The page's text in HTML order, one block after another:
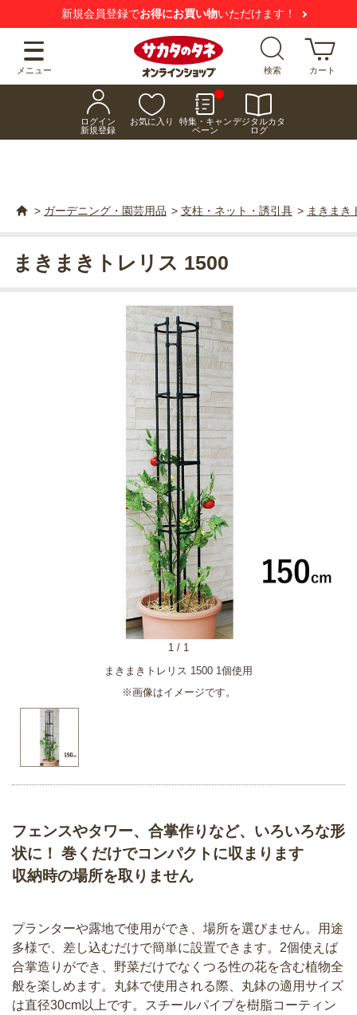
新規会員登録でお得にお買い物いただけます！
メニュー 検索 カート
ログイン
新規登録
お気に入り
特集・キャン
ペーン
デジタルカタ
ログ
> ガーデニング・園芸用品 > 支柱・ネット・誘引具 > まきまき
まきまきトレリス 1500 1個使用
※画像はイメージです。
1 / 1
まきまきトレリス 1500
フェンスやタワー、合掌作りなど、いろいろな形
状に！ 巻くだけでコンパクトに収まります
収納時の場所を取りません
プランターや露地で使用ができ、場所を選びません。用途
多様で、差し込むだけで簡単に設置できます。2個使えば
合掌造りができ、野菜だけでなくつる性の花を含む植物全
般を楽しめます。丸鉢で使用される際、丸鉢の適用サイズ
は直径30cm以上です。スチールパイプを樹脂コーティン